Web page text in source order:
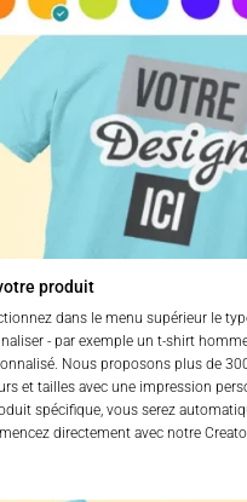
variations.
Les
options
choisies
sur
produit
dans le menu supérieur le
- par exemple un t-shirt
Nous proposons plus de
et tailles avec une impression
spécifique, vous serez
directement avec notre